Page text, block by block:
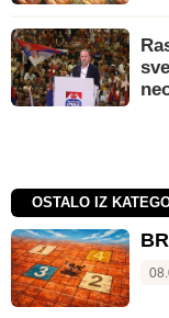
OSTALO IZ